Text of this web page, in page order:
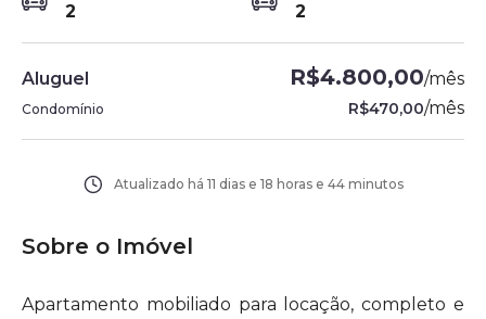
2 2
Aluguel R$4.800,00/mês
Condomínio R$470,00/mês
Atualizado há 11 dias e 18 horas e 44 minutos
Sobre o Imóvel
Apartamento mobiliado para locação, completo e